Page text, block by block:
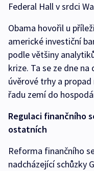
Federal Hall v srdci
Obama hovořil u
americké investiční
podle většiny
krize. Ta se ze dne
úvěrové trhy a
řadu zemí do
Regulaci finančního
ostatních
Reforma finančního
nadcházející schůzky